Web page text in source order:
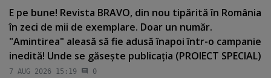
E pe bune! Revista BRAVO, din nou tipărită în România
în zeci de mii de exemplare. Doar un număr.
"Amintirea" aleasă să fie adusă înapoi într-o campanie
inedită! Unde se găseşte publicaţia (PROIECT SPECIAL)
7 AUG 2026 15:19 0